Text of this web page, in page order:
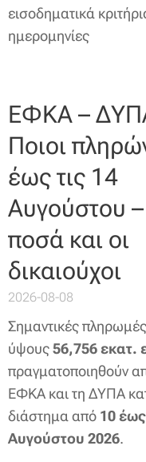
εισοδηματικά
ημερομηνίες
ΕΦΚΑ –
Ποιοι
έως τις 14
Αυγούστου
ποσά και οι
δικαιούχοι
2026-08-08
Σημαντικές
ύψους56,756 εκατ.
πραγματοποιηθούν
ΕΦΚΑ και τη ΔΥΠΑ
διάστημα από 10
Αυγούστου 2026.